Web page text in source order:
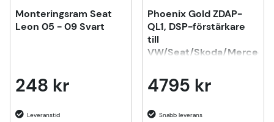
Monteringsram Seat
Leon 05 - 09 Svart
248 kr
Phoenix Gold ZDAP-
QL1, DSP-förstärkare
till
VW/Seat/Skoda/
4795 kr